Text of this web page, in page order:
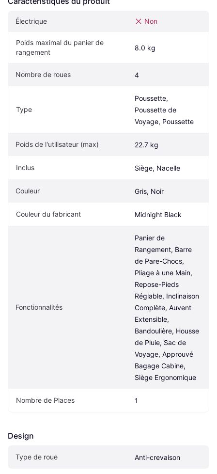
Électrique Non
Poids maximal du panier de
rangement
8.0 kg
Nombre de roues 4
Type
Poussette,
Poussette de
Voyage, Poussette
Poids de l'utilisateur (max) 22.7 kg
Inclus Siège, Nacelle
Couleur Gris, Noir
Couleur du fabricant Midnight Black
Fonctionnalités
Panier de
Rangement, Barre
de Pare-Chocs,
Pliage à une Main,
Repose-Pieds
Réglable, Inclinaison
Complète, Auvent
Extensible,
Bandoulière, Housse
de Pluie, Sac de
Voyage, Approuvé
Bagage Cabine,
Siège Ergonomique
Nombre de Places 1
Design
Type de roue Anti-crevaison